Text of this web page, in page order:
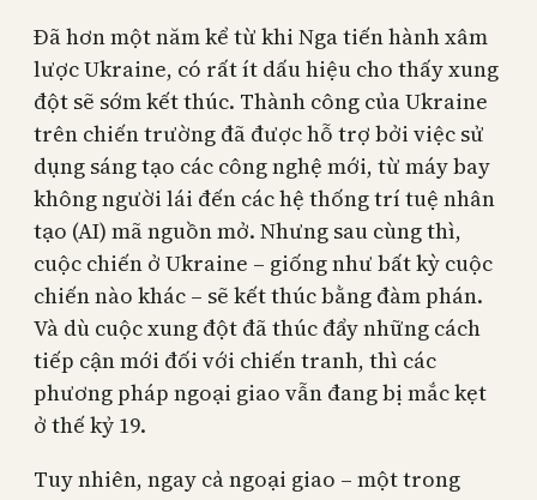
Đã hơn một năm kể từ khi Nga tiến hành xâm
lược Ukraine, có rất ít dấu hiệu cho thấy xung
đột sẽ sớm kết thúc. Thành công của Ukraine
trên chiến trường đã được hỗ trợ bởi việc sử
dụng sáng tạo các công nghệ mới, từ máy bay
không người lái đến các hệ thống trí tuệ nhân
tạo (AI) mã nguồn mở. Nhưng sau cùng thì,
cuộc chiến ở Ukraine – giống như bất kỳ cuộc
chiến nào khác – sẽ kết thúc bằng đàm phán.
Và dù cuộc xung đột đã thúc đẩy những cách
tiếp cận mới đối với chiến tranh, thì các
phương pháp ngoại giao vẫn đang bị mắc kẹt
ở thế kỷ 19.
Tuy nhiên, ngay cả ngoại giao – một trong